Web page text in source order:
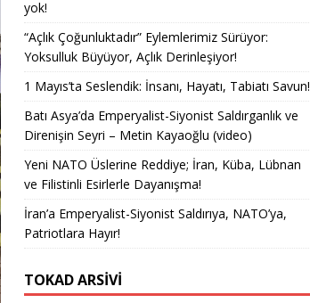
yok!
“Açlık Çoğunluktadır” Eylemlerimiz Sürüyor:
Yoksulluk Büyüyor, Açlık Derinleşiyor!
1 Mayıs’ta Seslendik: İnsanı, Hayatı, Tabiatı Savun!
Batı Asya’da Emperyalist-Siyonist Saldırganlık ve
Direnişin Seyri – Metin Kayaoğlu (video)
Yeni NATO Üslerine Reddiye; İran, Küba, Lübnan
ve Filistinli Esirlerle Dayanışma!
İran’a Emperyalist-Siyonist Saldırıya, NATO’ya,
Patriotlara Hayır!
TOKAD ARSIVI